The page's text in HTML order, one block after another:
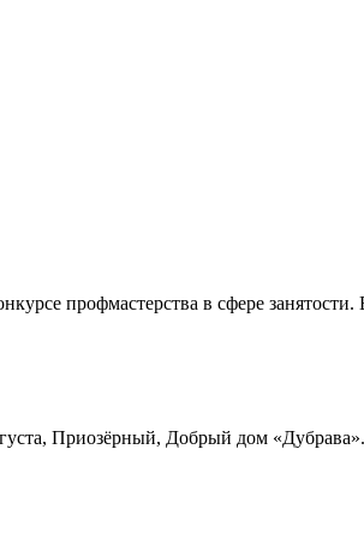
профмастерства в сфере
Приозёрный, Добрый дом